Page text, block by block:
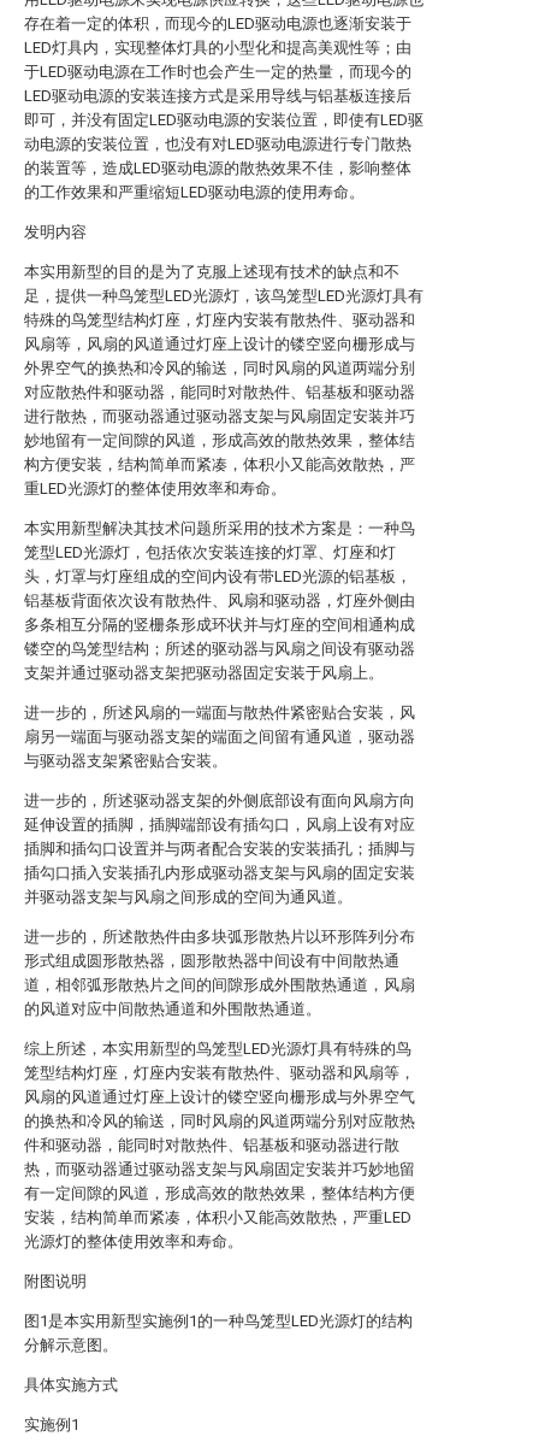
存在着一定的体积，而现今的LED驱动电源也逐渐安装于
LED灯具内，实现整体灯具的小型化和提高美观性等；由
于LED驱动电源在工作时也会产生一定的热量，而现今的
LED驱动电源的安装连接方式是采用导线与铝基板连接后
即可，并没有固定LED驱动电源的安装位置，即使有LED驱
动电源的安装位置，也没有对LED驱动电源进行专门散热
的装置等，造成LED驱动电源的散热效果不佳，影响整体
的工作效果和严重缩短LED驱动电源的使用寿命。
发明内容
本实用新型的目的是为了克服上述现有技术的缺点和不
足，提供一种鸟笼型LED光源灯，该鸟笼型LED光源灯具有
特殊的鸟笼型结构灯座，灯座内安装有散热件、驱动器和
风扇等，风扇的风道通过灯座上设计的镂空竖向栅形成与
外界空气的换热和冷风的输送，同时风扇的风道两端分别
对应散热件和驱动器，能同时对散热件、铝基板和驱动器
进行散热，而驱动器通过驱动器支架与风扇固定安装并巧
妙地留有一定间隙的风道，形成高效的散热效果，整体结
构方便安装，结构简单而紧凑，体积小又能高效散热，严
重LED光源灯的整体使用效率和寿命。
本实用新型解决其技术问题所采用的技术方案是：一种鸟
笼型LED光源灯，包括依次安装连接的灯罩、灯座和灯
头，灯罩与灯座组成的空间内设有带LED光源的铝基板，
铝基板背面依次设有散热件、风扇和驱动器，灯座外侧由
多条相互分隔的竖栅条形成环状并与灯座的空间相通构成
镂空的鸟笼型结构；所述的驱动器与风扇之间设有驱动器
支架并通过驱动器支架把驱动器固定安装于风扇上。
进一步的，所述风扇的一端面与散热件紧密贴合安装，风
扇另一端面与驱动器支架的端面之间留有通风道，驱动器
与驱动器支架紧密贴合安装。
进一步的，所述驱动器支架的外侧底部设有面向风扇方向
延伸设置的插脚，插脚端部设有插勾口，风扇上设有对应
插脚和插勾口设置并与两者配合安装的安装插孔；插脚与
插勾口插入安装插孔内形成驱动器支架与风扇的固定安装
并驱动器支架与风扇之间形成的空间为通风道。
进一步的，所述散热件由多块弧形散热片以环形阵列分布
形式组成圆形散热器，圆形散热器中间设有中间散热通
道，相邻弧形散热片之间的间隙形成外围散热通道，风扇
的风道对应中间散热通道和外围散热通道。
综上所述，本实用新型的鸟笼型LED光源灯具有特殊的鸟
笼型结构灯座，灯座内安装有散热件、驱动器和风扇等，
风扇的风道通过灯座上设计的镂空竖向栅形成与外界空气
的换热和冷风的输送，同时风扇的风道两端分别对应散热
件和驱动器，能同时对散热件、铝基板和驱动器进行散
热，而驱动器通过驱动器支架与风扇固定安装并巧妙地留
有一定间隙的风道，形成高效的散热效果，整体结构方便
安装，结构简单而紧凑，体积小又能高效散热，严重LED
光源灯的整体使用效率和寿命。
附图说明
图1是本实用新型实施例1的一种鸟笼型LED光源灯的结构
分解示意图。
具体实施方式
实施例1